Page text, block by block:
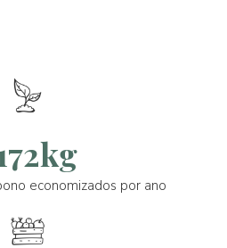
economizados por ano